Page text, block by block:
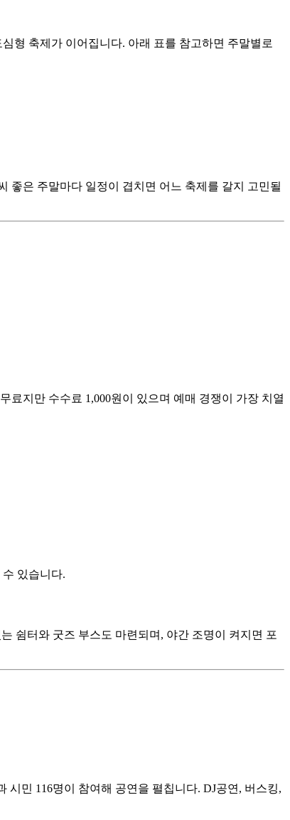
형 축제가 이어집니다. 아래 표를 참고하면 주말별로
좋은 주말마다 일정이 겹치면 어느 축제를 갈지 고민될
료지만 수수료 1,000원이 있으며 예매 경쟁이 가장 치열
있습니다.
쉼터와 굿즈 부스도 마련되며, 야간 조명이 켜지면 포
시민 116명이 참여해 공연을 펼칩니다. DJ공연, 버스킹,